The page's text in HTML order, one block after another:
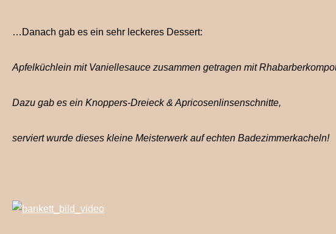
…Danach gab es ein sehr leckeres Dessert:
Apfelküchlein mit Vaniellesauce zusammen getragen mit
Dazu gab es ein Knoppers-Dreieck & Apricosenlinsenschnitte,
serviert wurde dieses kleine Meisterwerk auf echten Badezimmerkacheln!